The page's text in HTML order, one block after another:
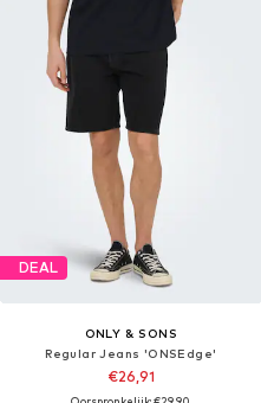
DEAL
ONLY & SONS
Regular Jeans 'ONSEdge'
€26,91